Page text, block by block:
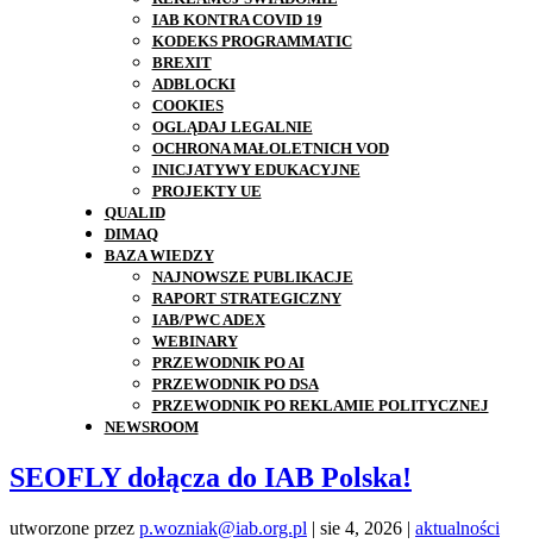
IAB KONTRA COVID 19
KODEKS PROGRAMMATIC
BREXIT
ADBLOCKI
COOKIES
OGLĄDAJ LEGALNIE
OCHRONA MAŁOLETNICH VOD
INICJATYWY EDUKACYJNE
PROJEKTY UE
QUALID
DIMAQ
BAZA WIEDZY
NAJNOWSZE PUBLIKACJE
RAPORT STRATEGICZNY
IAB/PWC ADEX
WEBINARY
PRZEWODNIK PO AI
PRZEWODNIK PO DSA
PRZEWODNIK PO REKLAMIE POLITYCZNEJ
NEWSROOM
SEOFLY dołącza do IAB Polska!
utworzone przez p.wozniak@iab.org.pl | sie 4, 2026 | aktualności